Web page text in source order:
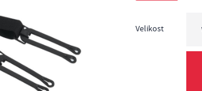
Velikost